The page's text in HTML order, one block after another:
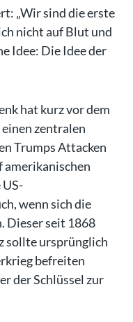
„Wir sind die erste
nicht auf Blut und
Idee: Die Idee der
hat kurz vor dem
zentralen
Trumps Attacken
wenn sich die
Dieser seit 1868
sollte ursprünglich
befreiten
der Schlüssel zur